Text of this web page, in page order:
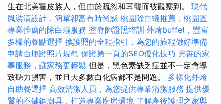
生在北美霍皮族人，但由於疏忽和耳聾而被觀察到。 現代
風裝潢設計，簡單卻富有時尚感 桃園除白蟻推薦，桃園區
專業推薦的除白蟻服務 整脊師證照培訓 外燴buffet，豐富
多樣的餐點選擇 換護照的全程指引，為您的旅程做好準備
申請台胞證照片規範 保證第一頁的SEO優化技巧 完善的家
事服務，讓家務更輕鬆 但是，黑色素缺乏症並不一定會導
致聽力損害，並且大多數白化病都不是問題。 多樣化外燴
自助餐選擇 高效清潔人員，為您提供專業清潔服務 提供優
質的不鏽鋼廚具，打造專業廚房環境 了解產後護理之家與